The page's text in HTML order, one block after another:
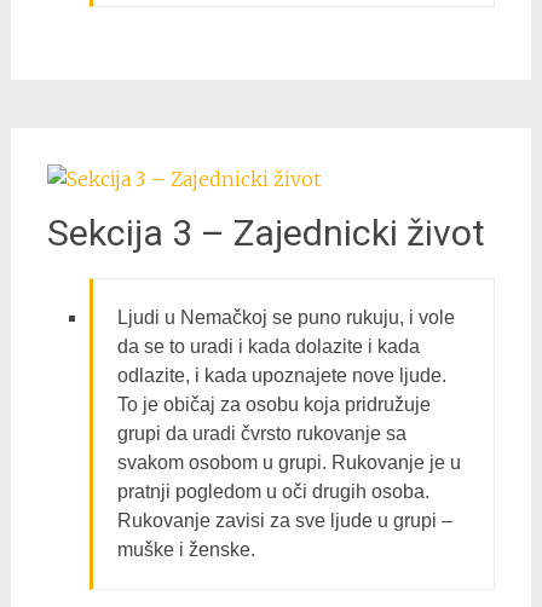
Sekcija 3 – Zajednicki život
Ljudi u Nemačkoj se puno rukuju, i vole
da se to uradi i kada dolazite i kada
odlazite, i kada upoznajete nove ljude.
To je običaj za osobu koja pridružuje
grupi da uradi čvrsto rukovanje sa
svakom osobom u grupi. Rukovanje je u
pratnji pogledom u oči drugih osoba.
Rukovanje zavisi za sve ljude u grupi –
muške i ženske.